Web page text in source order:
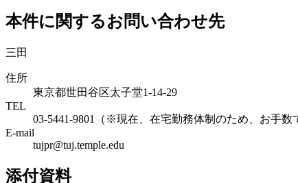
本件に関するお問い合わせ先
三田
住所
東京都世田谷区太子堂1-14-29
TEL
03-5441-9801（※現在、在宅勤務体制のため、お手数
E-mail
tujpr@tuj.temple.edu
添付資料